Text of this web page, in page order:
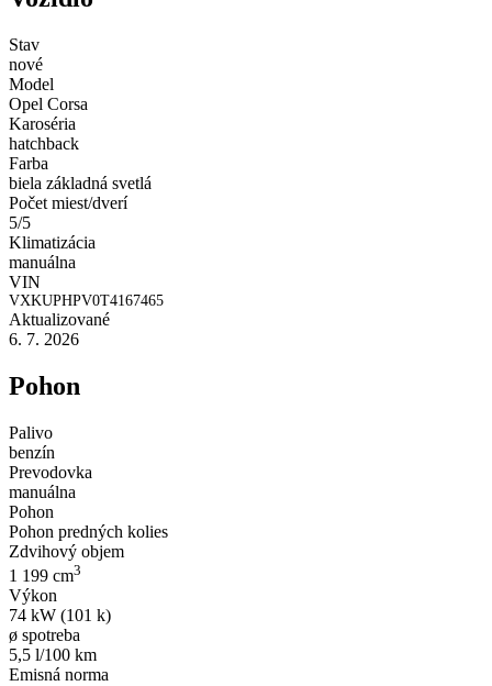
Stav
nové
Model
Opel Corsa
Karoséria
hatchback
Farba
biela základná svetlá
Počet miest/dverí
5/5
Klimatizácia
manuálna
VIN
VXKUPHPV0T4167465
Aktualizované
6. 7. 2026
Pohon
Palivo
benzín
Prevodovka
manuálna
Pohon
Pohon predných kolies
Zdvihový objem
1 199 cm3
Výkon
74 kW (101 k)
ø spotreba
5,5 l/100 km
Emisná norma